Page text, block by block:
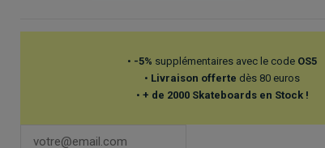
• -5% supplémentaires avec le code OS5
• Livraison offerte dès 80 euros
• + de 2000 Skateboards en Stock !